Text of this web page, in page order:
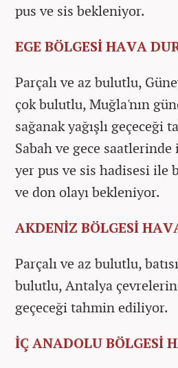
pus ve sis bekleniyor.
EGE BÖLGESİ HAVA
Parçalı ve az bulutlu,
çok bulutlu, Muğla'nın
sağanak yağışlı geçeceği
Sabah ve gece
yer pus ve sis hadisesi ile
ve don olayı bekleniyor.
AKDENİZ BÖLGESİ
Parçalı ve az bulutlu,
bulutlu, Antalya
geçeceği tahmin ediliyor.
İÇ ANADOLU BÖLGESİ